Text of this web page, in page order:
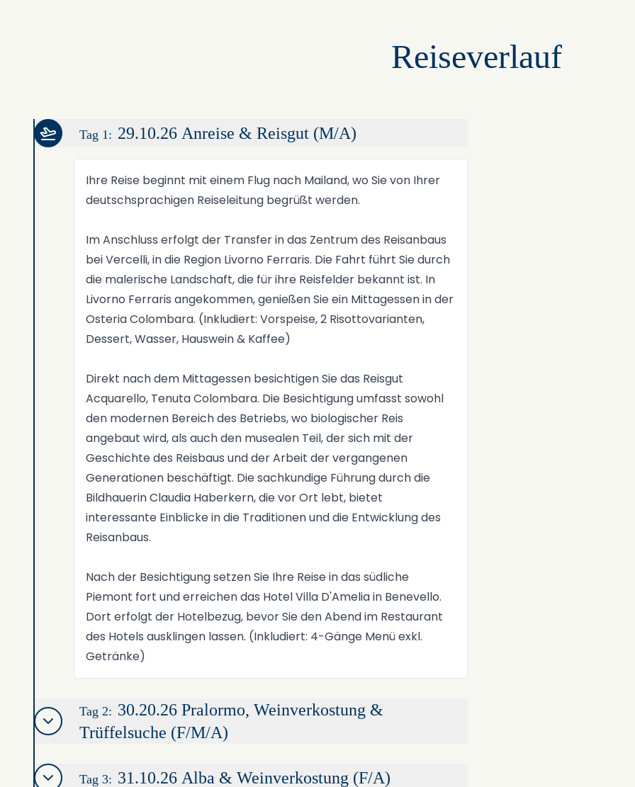
Reiseverlauf
Tag 1: 29.10.26 Anreise & Reisgut (M/A)
Ihre Reise beginnt mit einem Flug nach Mailand, wo Sie von Ihrer
deutschsprachigen Reiseleitung begrüßt werden.
Im Anschluss erfolgt der Transfer in das Zentrum des Reisanbaus
bei Vercelli, in die Region Livorno Ferraris. Die Fahrt führt Sie durch
die malerische Landschaft, die für ihre Reisfelder bekannt ist. In
Livorno Ferraris angekommen, genießen Sie ein Mittagessen in der
Osteria Colombara. (Inkludiert: Vorspeise, 2 Risottovarianten,
Dessert, Wasser, Hauswein & Kaffee)
Direkt nach dem Mittagessen besichtigen Sie das Reisgut
Acquarello, Tenuta Colombara. Die Besichtigung umfasst sowohl
den modernen Bereich des Betriebs, wo biologischer Reis
angebaut wird, als auch den musealen Teil, der sich mit der
Geschichte des Reisbaus und der Arbeit der vergangenen
Generationen beschäftigt. Die sachkundige Führung durch die
Bildhauerin Claudia Haberkern, die vor Ort lebt, bietet
interessante Einblicke in die Traditionen und die Entwicklung des
Reisanbaus.
Nach der Besichtigung setzen Sie Ihre Reise in das südliche
Piemont fort und erreichen das Hotel Villa D'Amelia in Benevello.
Dort erfolgt der Hotelbezug, bevor Sie den Abend im Restaurant
des Hotels ausklingen lassen. (Inkludiert: 4-Gänge Menü exkl.
Getränke)
Tag 2: 30.20.26 Pralormo, Weinverkostung &
Trüffelsuche (F/M/A)
Tag 3: 31.10.26 Alba & Weinverkostung (F/A)